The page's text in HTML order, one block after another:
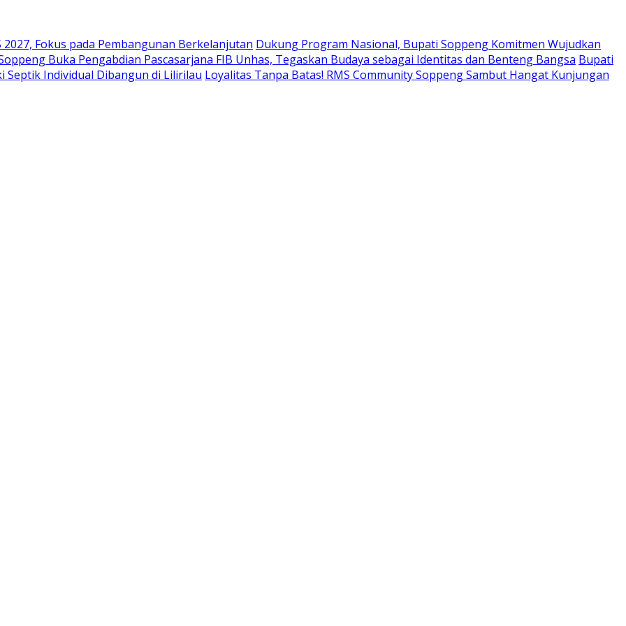
2027, Fokus pada Pembangunan Berkelanjutan Dukung Program Nasional, Bupati Soppeng Komitmen Wujudkan
Buka Pengabdian Pascasarjana FIB Unhas, Tegaskan Budaya sebagai Identitas dan Benteng Bangsa Bupati
Septik Individual Dibangun di Lilirilau Loyalitas Tanpa Batas! RMS Community Soppeng Sambut Hangat Kunjungan